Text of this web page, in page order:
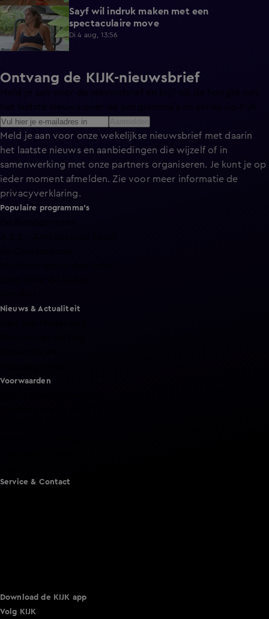
0:41
Sayf wil indruk maken met een
spectaculaire move
Di 4 aug, 13:56
Ontvang de KIJK-nieuwsbrief
Meld je aan voor onze wekelijkse nieuwsbrief met daarin
het laatste nieuws en aanbiedingen die wijzelf of in
samenwerking met onze partners organiseren. Je kunt je op
ieder moment afmelden. Zie voor meer informatie de
privacyverklaring.
Populaire programma's
Nieuws & Actualiteit
Voorwaarden
Service & Contact
Download de KIJK app
Volg KIJK